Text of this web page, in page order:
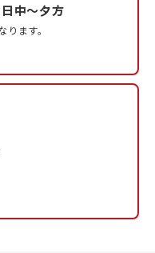
中〜夕方
ます。